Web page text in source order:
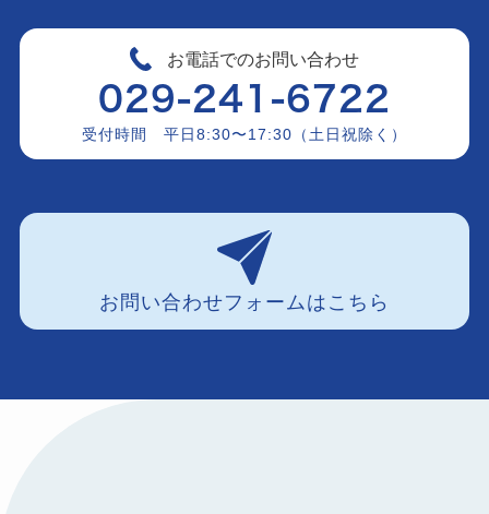
お電話でのお問い合わせ
029-241-6722
受付時間 平日8:30〜17:30（土日祝除く）
お問い合わせフォームはこちら